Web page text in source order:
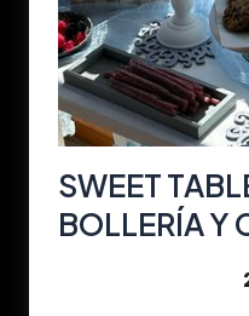
SWEET
BOLLERÍA Y